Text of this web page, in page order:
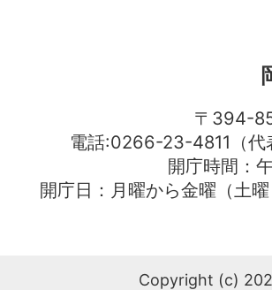
〒394-
電話:0266-23-4811（
開庁時間：
開庁日：月曜から金曜（土
Copyright (c)